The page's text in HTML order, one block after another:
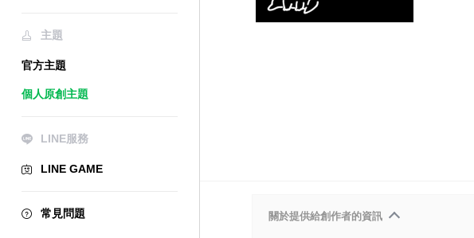
主題
官方主題
個人原創主題
LINE服務
LINE GAME
常見問題 關於提供給創作者的資訊